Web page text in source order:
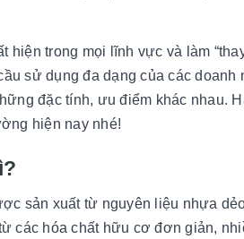
hiện trong mọi lĩnh vực và làm
sử dụng đa dạng của các doanh
đặc tính, ưu điểm khác nhau.
hiện nay nhé!
sản xuất từ nguyên liệu nhựa
các hóa chất hữu cơ đơn giản,